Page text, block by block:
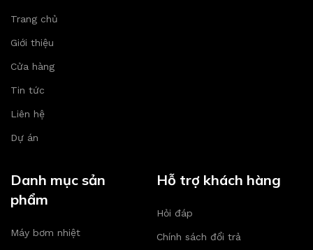
Trang chủ
Giới thiệu
Cửa hàng
Tin tức
Liên hệ
Dự án
Danh mục sản
phẩm
Máy bơm nhiệt
Hỗ trợ khách hàng
Hỏi đáp
Chính sách đổi trả